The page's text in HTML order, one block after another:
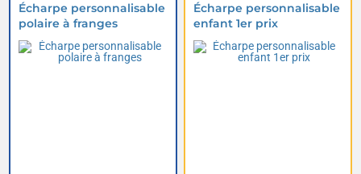
Écharpe personnalisable
polaire à franges
Écharpe personnalisable
enfant 1er prix